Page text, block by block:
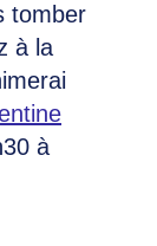
tomber
à la
à